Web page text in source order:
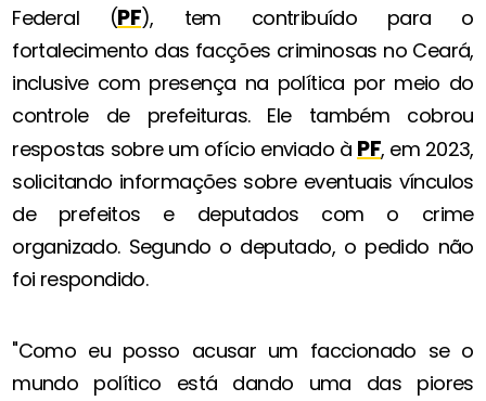
Federal (PF), tem contribuído para o
fortalecimento das facções criminosas no Ceará,
inclusive com presença na política por meio do
controle de prefeituras. Ele também cobrou
respostas sobre um ofício enviado à PF, em 2023,
solicitando informações sobre eventuais vínculos
de prefeitos e deputados com o crime
organizado. Segundo o deputado, o pedido não
foi respondido.
"Como eu posso acusar um faccionado se o
mundo político está dando uma das piores